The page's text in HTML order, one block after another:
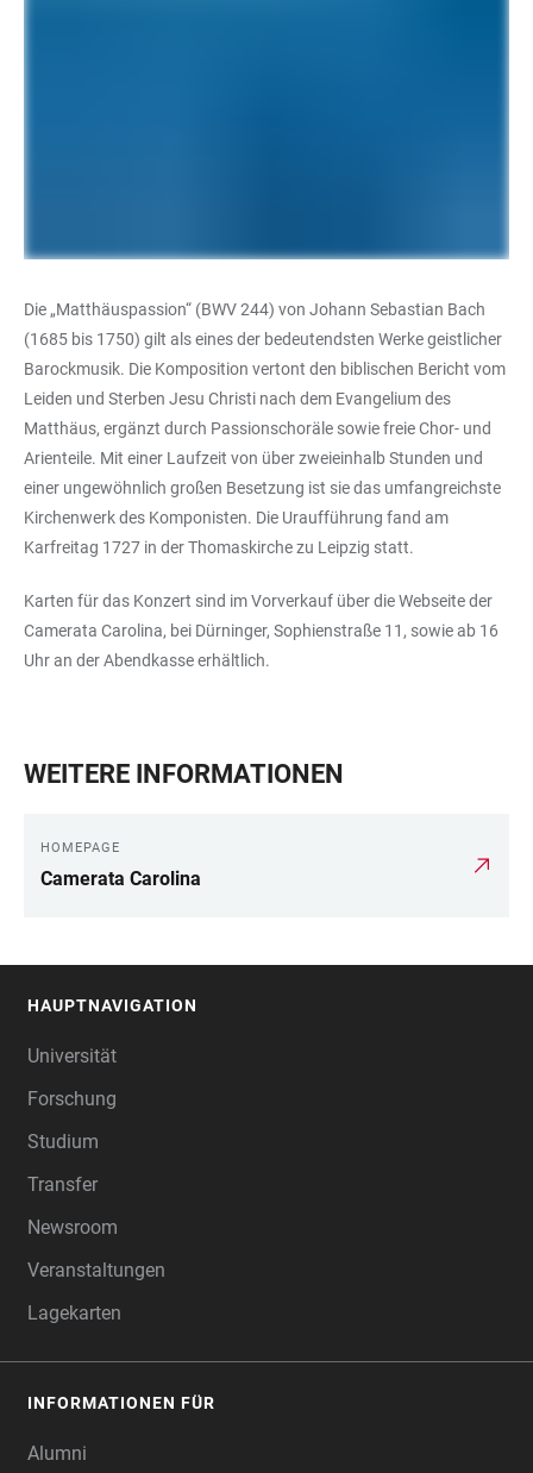
Die „Matthäuspassion“ (BWV 244) von Johann Sebastian Bach
(1685 bis 1750) gilt als eines der bedeutendsten Werke geistlicher
Barockmusik. Die Komposition vertont den biblischen Bericht vom
Leiden und Sterben Jesu Christi nach dem Evangelium des
Matthäus, ergänzt durch Passionschoräle sowie freie Chor- und
Arienteile. Mit einer Laufzeit von über zweieinhalb Stunden und
einer ungewöhnlich großen Besetzung ist sie das umfangreichste
Kirchenwerk des Komponisten. Die Uraufführung fand am
Karfreitag 1727 in der Thomaskirche zu Leipzig statt.
Karten für das Konzert sind im Vorverkauf über die Webseite der
Camerata Carolina, bei Dürninger, Sophienstraße 11, sowie ab 16
Uhr an der Abendkasse erhältlich.
WEITERE INFORMATIONEN
HOMEPAGE
Camerata Carolina
HAUPTNAVIGATION
Universität
Forschung
Studium
Transfer
Newsroom
Veranstaltungen
Lagekarten
INFORMATIONEN FÜR
Alumni